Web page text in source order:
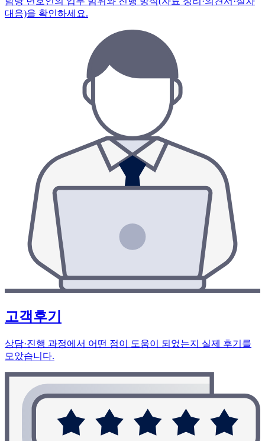
대응)을 확인하세요.
고객후기
상담·진행 과정에서 어떤 점이 도움이 되었는지 실제 후기를
모았습니다.